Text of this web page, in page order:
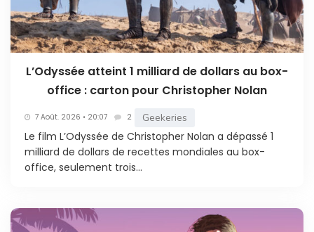
L’Odyssée atteint 1 milliard de dollars au box-
office : carton pour Christopher Nolan
7 Août. 2026 • 20:07 2 Geekeries
Le film L’Odyssée de Christopher Nolan a dépassé 1
milliard de dollars de recettes mondiales au box-
office, seulement trois...